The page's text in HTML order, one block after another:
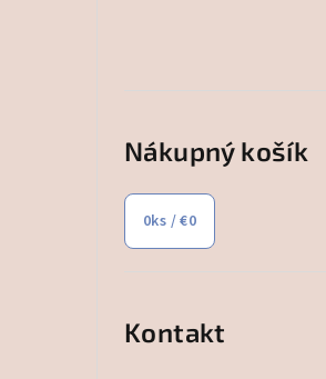
Nákupný košík
0ks /€0
Kontakt